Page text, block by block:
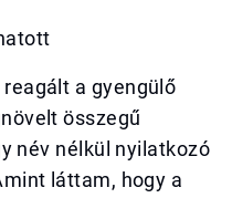
a gyengülő
összegű
név nélkül nyilatkozó
láttam, hogy a